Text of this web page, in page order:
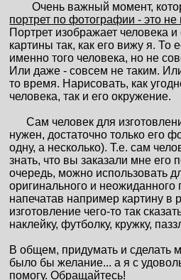
Очень важный момент,
портрет по фотографии - это
Портрет изображает человека
картины так, как его вижу я. То
именно того человека, но не
Или даже - совсем не таким.
то время. Нарисовать, как
человека, так и его окружение.
Сам человек для
нужен, достаточно только его
одну, а несколько). Т.е. сам
знать, что вы заказали мне его
очередь, можно использовать
оригинального и неожиданного
напечатав например картину в
изготовление чего-то так
наклейку, футболку, кружку,
В общем, придумать и сделать
было бы желание... а я с
помогу. Обращайтесь!